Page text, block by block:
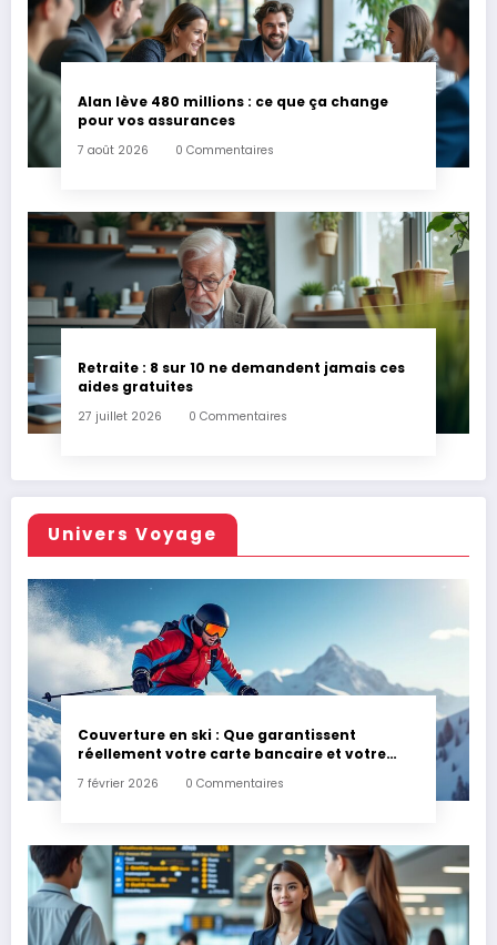
Alan lève 480 millions : ce que ça change
pour vos assurances
7 août 2026 0 Commentaires
Retraite : 8 sur 10 ne demandent jamais ces
aides gratuites
27 juillet 2026 0 Commentaires
Univers Voyage
Couverture en ski : Que garantissent
réellement votre carte bancaire et votre
7 février 2026 0 Commentaires